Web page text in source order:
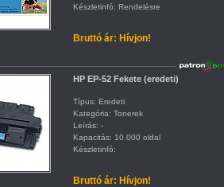
Készletinfó: Rendelésre
Bruttó ár: Hívjon!
HP EP-52 Fekete (eredeti)
Típus: Eredeti
Kategória: Tonerek
Leírás: -
Kapacitás: 10.000 oldal
Készletinfó:
Bruttó ár: Hívjon!